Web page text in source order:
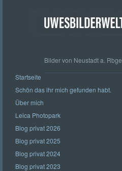
Bilder von Neustadt a. Rbge.
Startseite
Schön das ihr mich gefunden habt.
Über mich
Leica Photopark
Blog privat 2026
Blog privat 2025
Blog privat 2024
Blog privat 2023